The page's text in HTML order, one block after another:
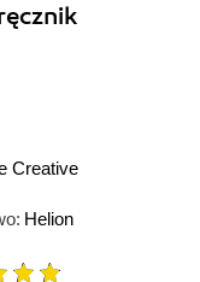
Creative
Helion